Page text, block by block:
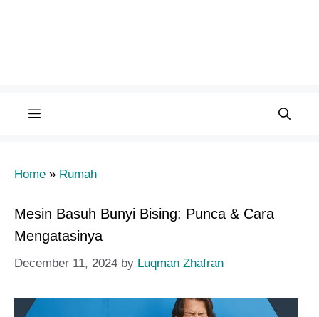
Menu
Home » Rumah
Mesin Basuh Bunyi Bising: Punca & Cara
Mengatasinya
December 11, 2024 by Luqman Zhafran